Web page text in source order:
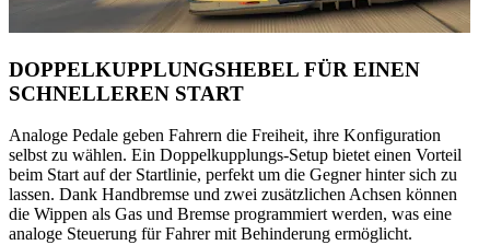
DOPPELKUPPLUNGSHEBEL FÜR EINEN
SCHNELLEREN START
Analoge Pedale geben Fahrern die Freiheit, ihre Konfiguration
selbst zu wählen. Ein Doppelkupplungs-Setup bietet einen Vorteil
beim Start auf der Startlinie, perfekt um die Gegner hinter sich zu
lassen. Dank Handbremse und zwei zusätzlichen Achsen können
die Wippen als Gas und Bremse programmiert werden, was eine
analoge Steuerung für Fahrer mit Behinderung ermöglicht.